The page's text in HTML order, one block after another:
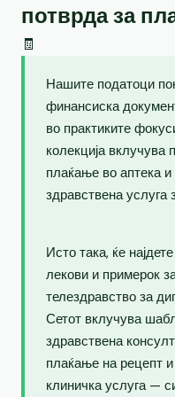
потврда за
🧾
Нашите податоци
финансиска
во практиките
колекција вклучува
плаќање во аптека
здравствена услуга
Исто така, ќе
лекови и примерок
телездравство за
Сетот вклучува
здравствена
плаќање на рецепт
клиничка услуга —